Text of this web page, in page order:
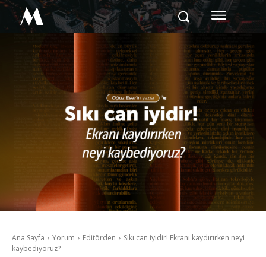
M
Ana Sayfa Yorum Editörden
Sıkı can iyidir! Ekranı kaydırırken neyi
kaybediyoruz?